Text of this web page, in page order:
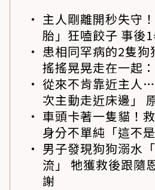
主人剛離開秒失守
胎」狂嗑餃子 事後
患相同罕病的2隻狗
搖搖晃晃走在一起
從來不肯靠近主人
次主動走近床邊」
車頭卡著一隻貓！
身分不單純「這不是
男子發現狗狗溺水
流」 牠獲救後跟隨
謝